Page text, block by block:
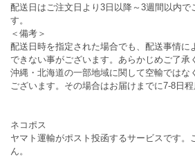
配送日はご注文日より3日以降～3週間以内で
す。
＜備考＞
配送日時を指定された場合でも、配送事情に
できない事がございます。あらかじめご了承
沖縄・北海道の一部地域に関して空輸ではな
ございます。その場合はお届けまでに7-8日程
ネコポス
ヤマト運輸がポスト投函するサービスです。
ん。